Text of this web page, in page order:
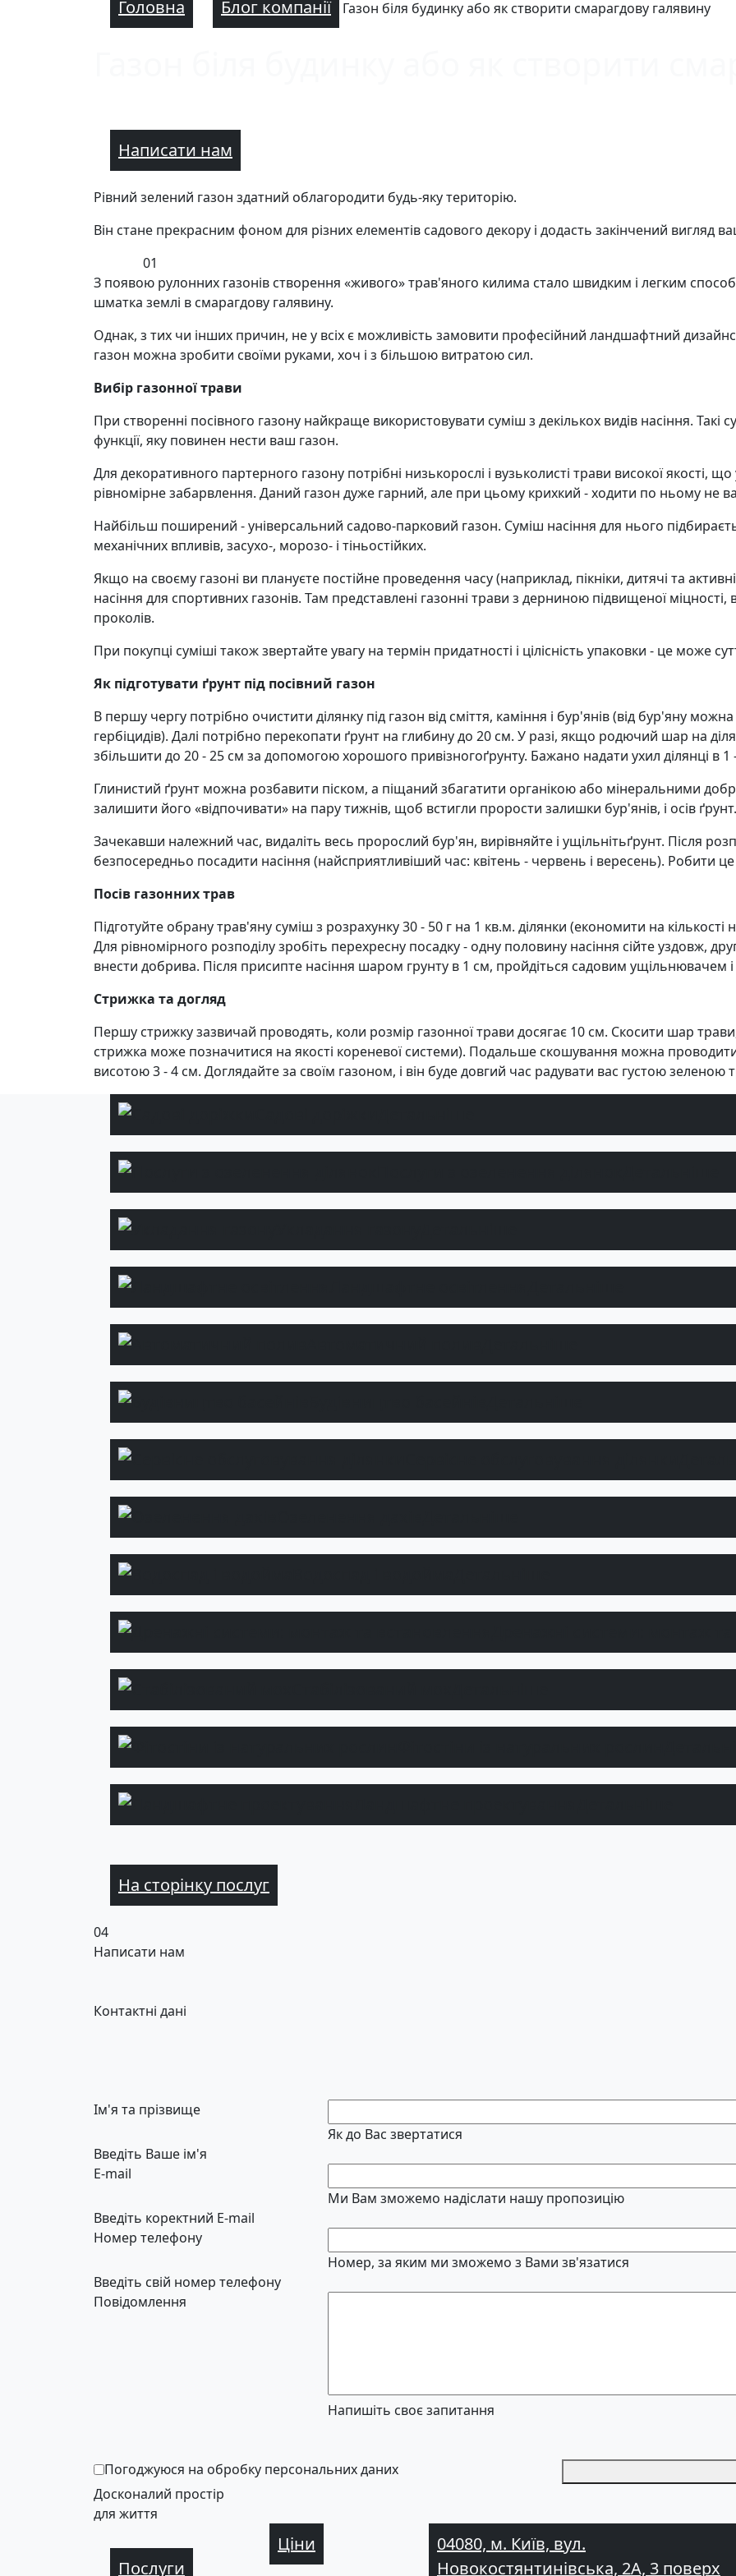
Головна Блог компанії Газон біля будинку або як створити смарагдову галявину
Написати нам
Рівний зелений газон здатний облагородити будь-яку територію.
Він стане прекрасним фоном для різних елементів садового декору і додасть закінчений вигляд
01
З появою рулонних газонів створення «живого» трав'яного килима стало швидким і легким
шматка землі в смарагдову галявину.
Однак, з тих чи інших причин, не у всіх є можливість замовити професійний ландшафтний
газон можна зробити своїми руками, хоч і з більшою витратою сил.
Вибір газонної трави
При створенні посівного газону найкраще використовувати суміш з декількох видів насіння. Такі
функції, яку повинен нести ваш газон.
Для декоративного партерного газону потрібні низькорослі і вузьколисті трави високої якості,
рівномірне забарвлення. Даний газон дуже гарний, але при цьому крихкий - ходити по ньому не
Найбільш поширений - універсальний садово-парковий газон. Суміш насіння для нього
механічних впливів, засухо-, морозо- і тіньостійких.
Якщо на своєму газоні ви плануєте постійне проведення часу (наприклад, пікніки, дитячі та
насіння для спортивних газонів. Там представлені газонні трави з дерниною підвищеної міцності,
проколів.
При покупці суміші також звертайте увагу на термін придатності і цілісність упаковки - це може
Як підготувати ґрунт під посівний газон
В першу чергу потрібно очистити ділянку під газон від сміття, каміння і бур'янів (від бур'яну
гербіцидів). Далі потрібно перекопати ґрунт на глибину до 20 см. У разі, якщо родючий шар на
збільшити до 20 - 25 см за допомогою хорошого привізногоґрунту. Бажано надати ухил ділянці в 1
Глинистий ґрунт можна розбавити піском, а піщаний збагатити органікою або мінеральними
залишити його «відпочивати» на пару тижнів, щоб встигли прорости залишки бур'янів, і осів ґрунт.
Зачекавши належний час, видаліть весь пророслий бур'ян, вирівняйте і ущільнітьґрунт. Після
безпосередньо посадити насіння (найсприятливіший час: квітень - червень і вересень). Робити це
Посів газонних трав
Підготуйте обрану трав'яну суміш з розрахунку 30 - 50 г на 1 кв.м. ділянки (економити на кількості
Для рівномірного розподілу зробіть перехресну посадку - одну половину насіння сійте уздовж,
внести добрива. Після присипте насіння шаром грунту в 1 см, пройдіться садовим ущільнювачем
Стрижка та догляд
Першу стрижку зазвичай проводять, коли розмір газонної трави досягає 10 см. Скосити шар
стрижка може позначитися на якості кореневої системи). Подальше скошування можна
висотою 3 - 4 см. Доглядайте за своїм газоном, і він буде довгий час радувати вас густою зеленою
На сторінку послуг
04
Написати нам
Контактні дані
Ім'я та прізвище
Як до Вас звертатися
Введіть Ваше ім'я
E-mail
Ми Вам зможемо надіслати нашу пропозицію
Введіть коректний E-mail
Номер телефону
Номер, за яким ми зможемо з Вами зв'язатися
Введіть свій номер телефону
Повідомлення
Напишіть своє запитання
Погоджуюся на обробку персональних даних
Досконалий простір
для життя
Послуги
Ціни
04080, м. Київ, вул.
Новокостянтинівська, 2А, 3 поверх